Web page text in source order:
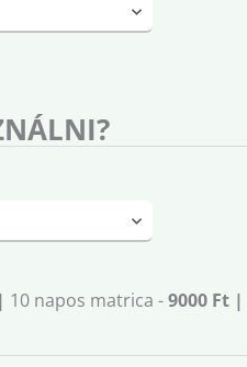
10 napos matrica -9000 Ft |